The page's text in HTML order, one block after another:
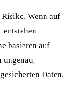
Wenn auf
entstehen
basieren auf
ungenau,
Daten.